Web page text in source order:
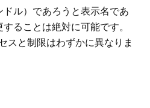
ル）であろうと表示名であ
ることは絶対に可能です。
スと制限はわずかに異なりま